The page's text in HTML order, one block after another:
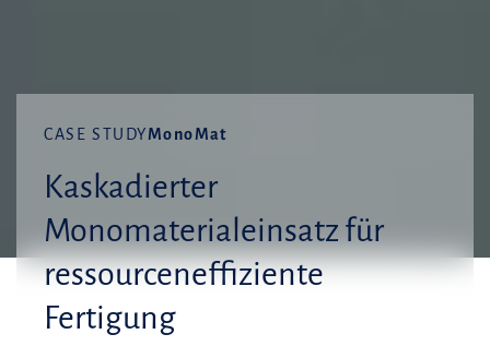
CASE STUDYMonoMat
Kaskadierter
Monomaterialeinsatz für
ressourceneffiziente
Fertigung